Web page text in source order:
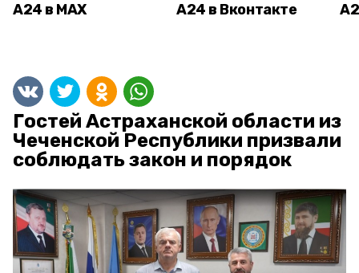
А24 в MAX А24 в Вконтакте
Гостей Астраханской области из
Чеченской Республики призвали
соблюдать закон и порядок